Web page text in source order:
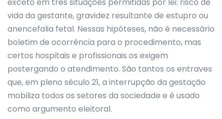
vida da gestante, gravidez resultante de estupro ou
anencefalia fetal. Nessas hipóteses, não é necessário
boletim de ocorrência para o procedimento, mas
certos hospitais e profissionais os exigem
postergando o atendimento. São tantos os entraves
que, em pleno século 21, a interrupção da gestação
mobiliza todos os setores da sociedade e é usado
como argumento eleitoral.